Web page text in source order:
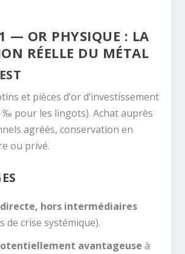
— OR PHYSIQUE : LA
RÉELLE DU MÉTAL
et pièces d’or d’investissement
‰ pour les lingots). Achat auprès
agréés, conservation en
ou privé.
hors intermédiaires
de crise systémique).
avantageuse à